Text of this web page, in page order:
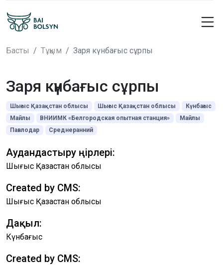
Басты Тұқым Заря күнбағыс сұрпы
Заря күнбағыс сұрпы
Шығыс Қазақстан облысы Шығыс Қазақстан облысы
Күнбағыс
Майлы
ВНИИМК «Белгородская опытная станция»
Майлы
Павлодар
Среднеранний
Аудандастыру өңірлері:
Шығыс Қазақстан облысы
Created by CMS:
Шығыс Қазақстан облысы
Дақыл:
Күнбағыс
Created by CMS: